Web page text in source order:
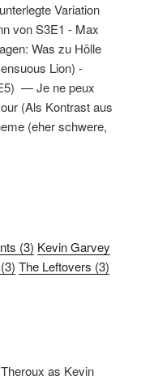
Variation
von S3E1 - Max
Was zu Hölle
Lion) -
) —Je ne peux
(Als Kontrast aus
(eher schwere,
(3) Kevin Garvey
The Leftovers (3)
as Kevin